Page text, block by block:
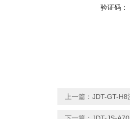
验证码：
上一篇： JDT-GT-H8